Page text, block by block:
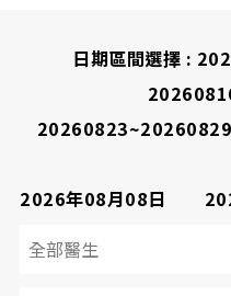
日期區間選擇 :
20260823~20260829
2026年08月08日